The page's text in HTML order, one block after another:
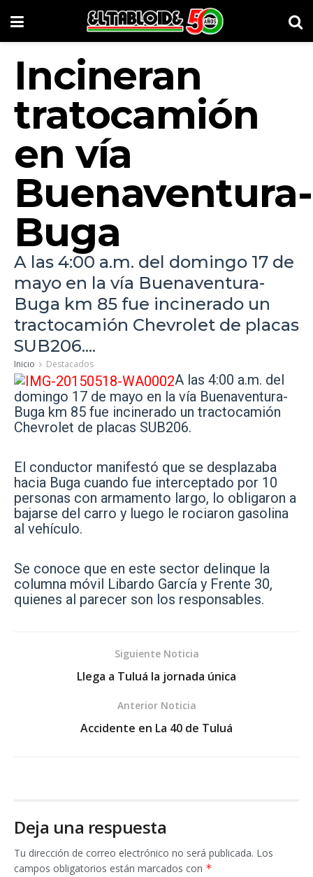
Incineran
tratocamión
en vía
Buenaventura-
Buga
A las 4:00 a.m. del domingo 17 de
mayo en la vía Buenaventura-
Buga km 85 fue incinerado un
tractocamión Chevrolet de placas
SUB206....
Inicio Destacados
A las 4:00 a.m. del
domingo 17 de mayo en la vía Buenaventura-
Buga km 85 fue incinerado un tractocamión
Chevrolet de placas SUB206.
El conductor manifestó que se desplazaba
hacia Buga cuando fue interceptado por 10
personas con armamento largo, lo obligaron a
bajarse del carro y luego le rociaron gasolina
al vehículo.
Se conoce que en este sector delinque la
columna móvil Libardo García y Frente 30,
quienes al parecer son los responsables.
Siguiente Noticia
Llega a Tuluá la jornada única
Anterior Noticia
Accidente en La 40 de Tuluá
Deja una respuesta
Tu dirección de correo electrónico no será publicada. Los
campos obligatorios están marcados con *